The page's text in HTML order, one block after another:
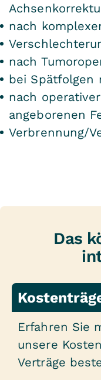
nach
nach
bei Spätfolgen
nach
angeborenen
Verbrennung/
Das
Erfahren Sie
unsere
Verträge